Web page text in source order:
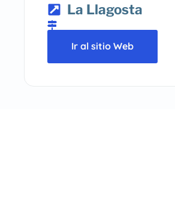
La Llagosta
Ir al sitio Web